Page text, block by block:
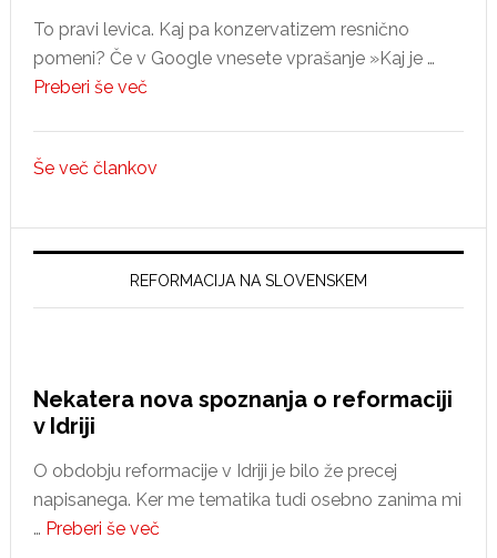
To pravi levica. Kaj pa konzervatizem resnično
pomeni? Če v Google vnesete vprašanje »Kaj je …
Preberi še večabout
nasprotujejo
Še več člankov
REFORMACIJA NA SLOVENSKEM
Nekatera nova spoznanja o reformaciji
v Idriji
O obdobju reformacije v Idriji je bilo že precej
napisanega. Ker me tematika tudi osebno zanima mi
… Preberi še večabout